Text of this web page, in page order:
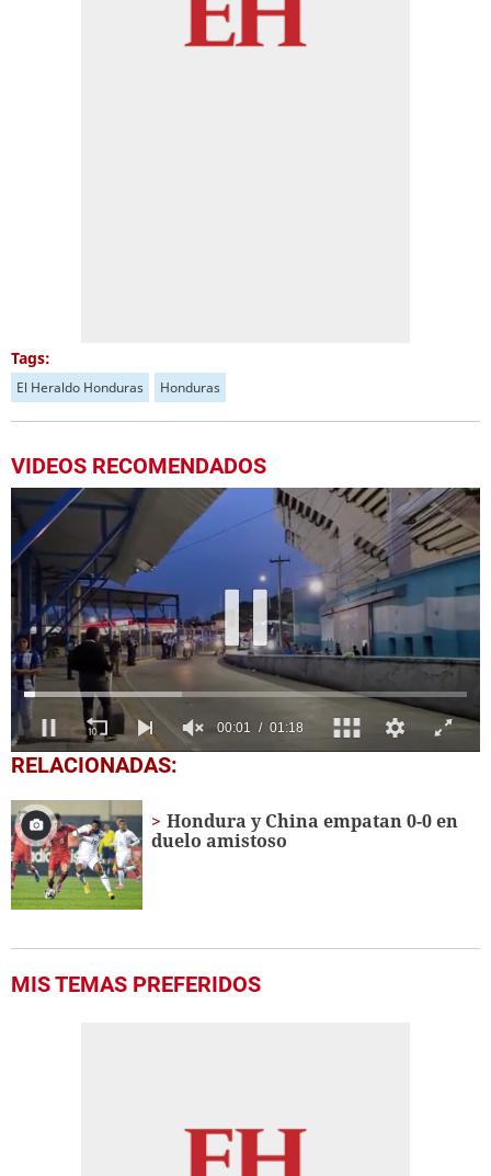
Tags:
El Heraldo Honduras Honduras
VIDEOS RECOMENDADOS
0
seconds
1
minute,
18
seconds
RELACIONADAS:
Hondura y China empatan 0-0 en
duelo amistoso
MIS TEMAS PREFERIDOS